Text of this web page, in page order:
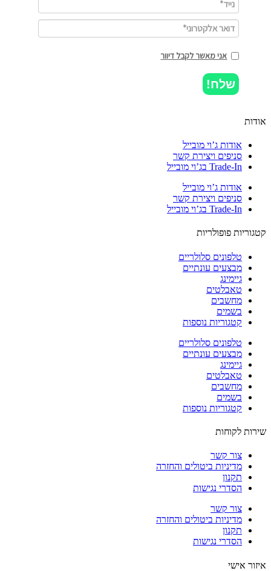
אני מאשר לקבל דיוור
שלח!
אודות ג’וי מובייל
סניפים ויצירת קשר
Trade-In בג’וי מובייל
אודות ג’וי מובייל
סניפים ויצירת קשר
Trade-In בג’וי מובייל
פופולריות
טלפונים סלולריים
מבצעים עונתיים
גיימינג
טאבלטים
מחשבים
בשמים
קטגוריות נוספות
טלפונים סלולריים
מבצעים עונתיים
גיימינג
טאבלטים
מחשבים
בשמים
קטגוריות נוספות
לקוחות
צור קשר
מדיניות ביטולים והחזרה
תקנון
הסדרי נגישות
צור קשר
מדיניות ביטולים והחזרה
תקנון
הסדרי נגישות
אישי